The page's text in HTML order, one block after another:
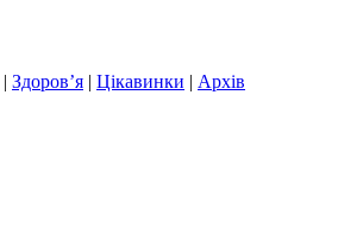
| Здоров’я | Цікавинки | Архів